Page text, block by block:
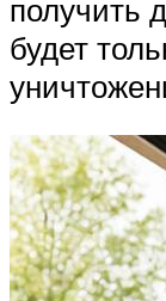
получить
будет